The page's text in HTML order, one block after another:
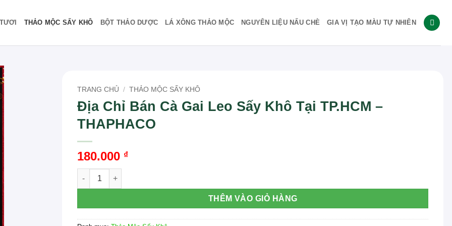
THẢO MỘC SẤY KHÔ BỘT THẢO DƯỢC LÁ XÔNG THẢO MỘC NGUYÊN LIỆU NẤU CHÈ GIA VỊ TẠO MÀU TỰ NHIÊN
TRANG CHỦ / THẢO MỘC SẤY KHÔ
Địa Chỉ Bán Cà Gai Leo Sấy Khô Tại TP.HCM –
THAPHACO
180.000 ₫
Địa Chỉ Bán Cà Gai Leo Sấy Khô Tại TP.HCM – THAPHACO số lượng
THÊM VÀO GIỎ HÀNG